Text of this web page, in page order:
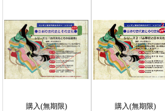
購入(無期限)
購入(無期限)